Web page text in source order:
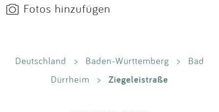
Fotos hinzufügen
Deutschland > Baden-Württemberg >
Bad
Dürrheim
> Ziegeleistraße